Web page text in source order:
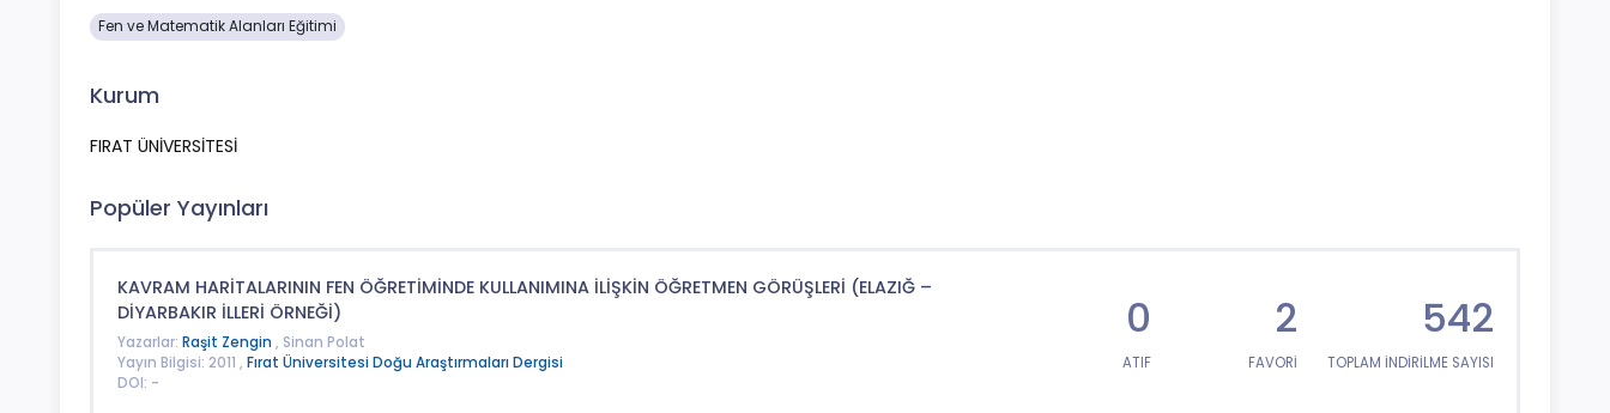
Fen ve Matematik Alanları Eğitimi
Kurum
FIRAT ÜNİVERSİTESİ
Popüler Yayınları
KAVRAM HARİTALARININ FEN ÖĞRETİMİNDE KULLANIMINA İLİŞKİN ÖĞRETMEN GÖRÜŞLERİ (ELAZIĞ –
DİYARBAKIR İLLERİ ÖRNEĞİ)
Yazarlar: Raşit Zengin , Sinan Polat
Yayın Bilgisi: 2011 , Fırat Üniversitesi Doğu Araştırmaları Dergisi
DOI: -
0
ATIF
2
FAVORİ
542
TOPLAM İNDİRİLME SAYISI